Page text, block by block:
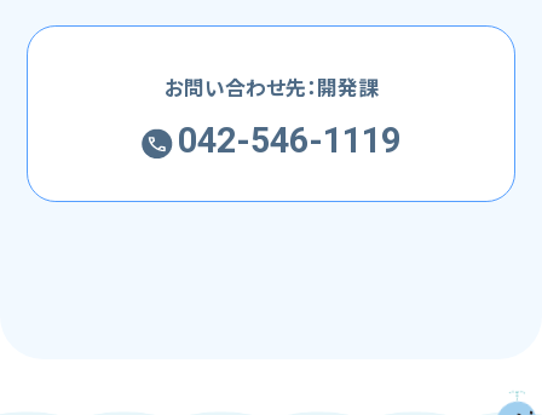
お問い合わせ先：開発課
042-546-1119